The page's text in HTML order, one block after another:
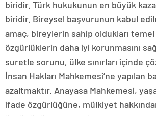
biridir. Türk hukukunun en büyük
biridir. Bireysel başvurunun kabul
amaç, bireylerin sahip oldukları temel
özgürlüklerin daha iyi korunmasını
suretle sorunu, ülke sınırları içinde
İnsan Hakları Mahkemesi’ne yapılan
azaltmaktır. Anayasa Mahkemesi,
ifade özgürlüğüne, mülkiyet